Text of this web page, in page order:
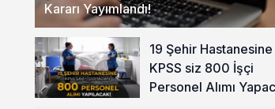
Kararı Yayımlandı!
19 Şehir Hastanesine
KPSS siz 800 İşçi
Personel Alımı